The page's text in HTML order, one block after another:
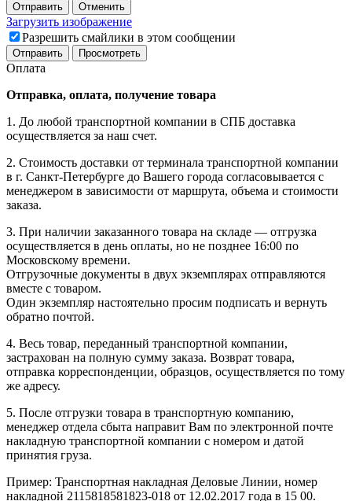
Отправить Отменить
Загрузить изображение
Разрешить смайлики в этом сообщении
Оплата
Отправка, оплата, получение товара
1. До любой транспортной компании в СПБ доставка
осуществляется за наш счет.
2. Стоимость доставки от терминала транспортной компании
в г. Санкт-Петербурге до Вашего города согласовывается с
менеджером в зависимости от маршрута, объема и стоимости
заказа.
3. При наличии заказанного товара на складе — отгрузка
осуществляется в день оплаты, но не позднее 16:00 по
Московскому времени.
Отгрузочные документы в двух экземплярах отправляются
вместе с товаром.
Один экземпляр настоятельно просим подписать и вернуть
обратно почтой.
4. Весь товар, переданный транспортной компании,
застрахован на полную сумму заказа. Возврат товара,
отправка корреспонденции, образцов, осуществляется по тому
же адресу.
5. После отгрузки товара в транспортную компанию,
менеджер отдела сбыта направит Вам по электронной почте
накладную транспортной компании с номером и датой
принятия груза.
Пример: Транспортная накладная Деловые Линии, номер
накладной 2115818581823-018 от 12.02.2017 года в 15 00.